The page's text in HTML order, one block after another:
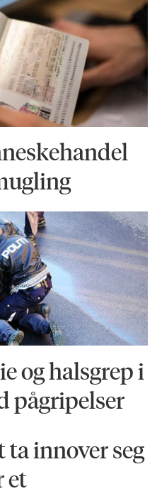
og halsgrep i
pågripelser
innover seg
et